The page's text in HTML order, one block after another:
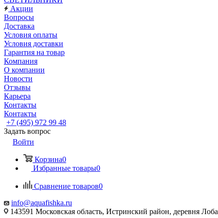
Акции
Вопросы
Доставка
Условия оплаты
Условия доставки
Гарантия на товар
Компания
О компании
Новости
Отзывы
Карьера
Контакты
Контакты
+7 (495) 972 99 48
Задать вопрос
Войти
Корзина0
Избранные товары0
Сравнение товаров0
info@aquafishka.ru
143591 Московская область, Истринский район, деревня